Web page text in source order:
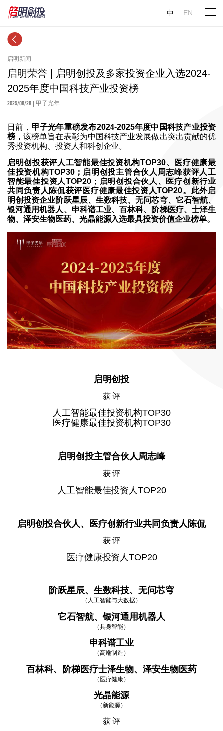
中 EN
启明新闻
启明荣誉 | 启明创投及多家投资企业入选2024-
2025年度中国科技产业投资榜
2025/08/28 | 甲子光年
日前， 甲子光年重磅发布2024-2025年度中国科技产业投资
榜，该榜单旨在表彰为中国科技产业发展做出突出贡献的优
秀投资机构、投资人和科创企业。
启明创投获评人工智能最佳投资机构TOP30、医疗健康最
佳投资机构TOP30；启明创投主管合伙人周志峰获评人工
智能最佳投资人TOP20；启明创投合伙人、医疗创新行业
共同负责人陈侃获评医疗健康最佳投资人TOP20。此外启
明创投资企业阶跃星辰、生数科技、无问芯穹、它石智航、
银河通用机器人、申科谱工业、百林科、阶梯医疗、士泽生
物、泽安生物医药、光晶能源入选最具投资价值企业榜单。
启明创投
获 评
人工智能最佳投资机构TOP30
医疗健康最佳投资机构TOP30
启明创投主管合伙人周志峰
获 评
人工智能最佳投资人TOP20
启明创投合伙人、医疗创新行业共同负责人陈侃
获 评
医疗健康投资人TOP20
阶跃星辰、生数科技、无问芯穹
（人工智能与大数据）
它石智航、银河通用机器人
（具身智能）
申科谱工业
（高端制造）
百林科、阶梯医疗士泽生物、泽安生物医药
（医疗健康）
光晶能源
（新能源）
获 评